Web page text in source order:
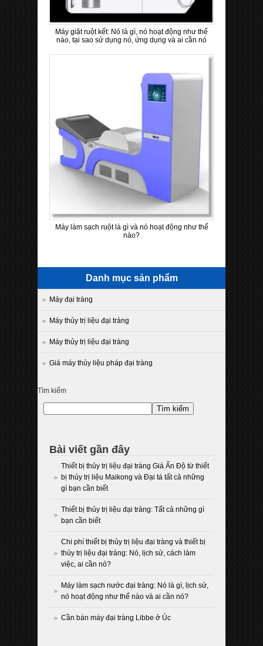
Máy giặt ruột kết: Nó là gì, nó hoạt động như thế
nào, tại sao sử dụng nó, ứng dụng và ai cần nó
Máy làm sạch ruột là gì và nó hoạt động như thế
nào?
Danh mục sản phẩm
Máy đại tràng
Máy thủy trị liệu đại tràng
Máy thủy trị liệu đại tràng
Giá máy thủy liệu pháp đại tràng
Tìm kiếm
Tìm kiếm
Bài viết gần đây
Thiết bị thủy trị liệu đại tràng Giá Ấn Độ từ thiết
bị thủy trị liệu Maikong và Đại tá tất cả những
gì bạn cần biết
Thiết bị thủy trị liệu đại tràng: Tất cả những gì
bạn cần biết
Chi phí thiết bị thủy trị liệu đại tràng và thiết bị
thủy trị liệu đại tràng: Nó, lịch sử, cách làm
việc, ai cần nó?
Máy làm sạch nước đại tràng: Nó là gì, lịch sử,
nó hoạt động như thế nào và ai cần nó?
Cần bán máy đại tràng Libbe ở Úc